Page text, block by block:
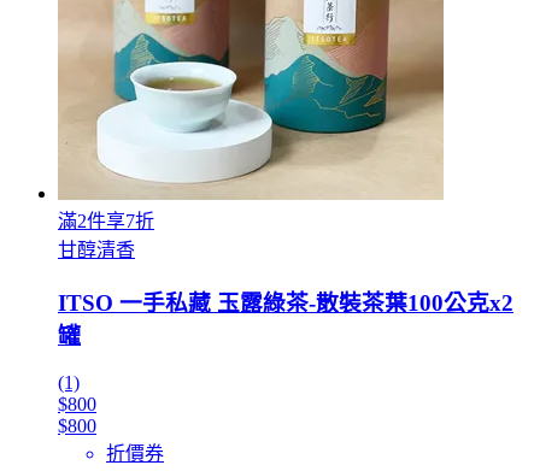
滿2件享7折
甘醇清香
ITSO 一手私藏 玉露綠茶-散裝茶葉100公克x2
罐
(1)
$800
$800
折價券